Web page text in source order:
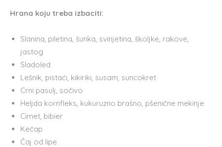
Hrana koju treba izbaciti:
Slanina, piletina, šunka, svinjetina, školjke, rakove,
jastog
Sladoled
Lešnik, pistaći, kikiriki, susam, suncokret
Crni pasulj, sočivo
Heljda kornfleks, kukuruzno brašno, pšenične mekinje
Cimet, bibier
Kečap
Čaj od lipe